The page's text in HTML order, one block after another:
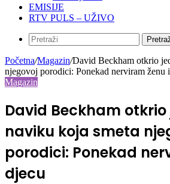
EMISIJE
RTV PULS – UŽIVO
Početna/Magazin/David Beckham otkrio
njegovoj porodici: Ponekad nerviram ženu
Magazin
David Beckham
naviku koja smeta
porodici: Ponekad
djecu